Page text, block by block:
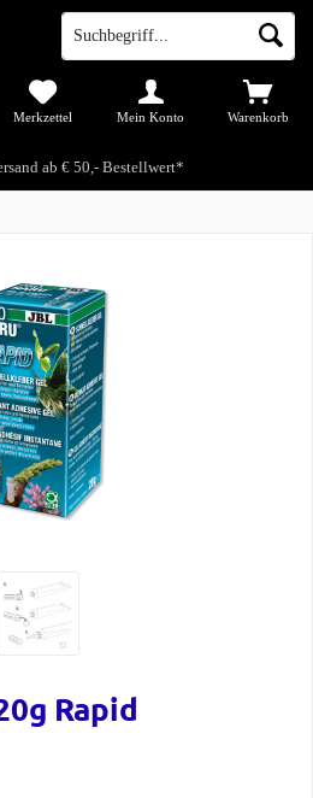
ab € 50,- Bestellwert*
Warenkorb
Merkzettel Mein Konto
Rapid